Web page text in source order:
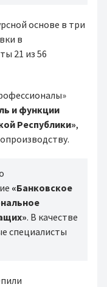
основе в три
в
21 из 56
и функции
Республики»,
«Банковское
. В качестве
специалисты